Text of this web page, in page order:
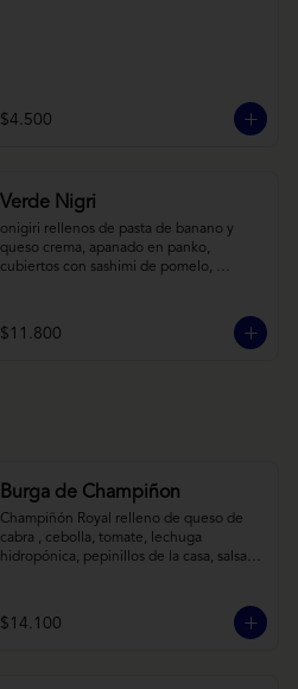
$4.500
Verde Nigri
onigiri rellenos de pasta de banano y
queso crema, apanado en panko,
cubiertos con sashimi de pomelo,
de crema de coco con wasabi y tierra de
cochayuyo.
$11.800
Burga de Champiñon
Champiñón Royal relleno de queso de
cabra , cebolla, tomate, lechuga
hidropónica, pepinillos de la casa, salsa
$14.100